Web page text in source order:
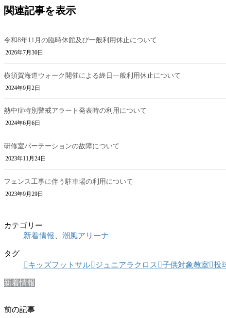
関連記事を表示
令和8年11月の臨時休館及び一般利用休止について
2026年7月30日
横須賀海道ウォーク開催による終日一般利用休止について
2024年9月2日
熱中症特別警戒アラート発表時の利用について
2024年6月6日
研修室パーテーションの故障について
2023年11月24日
フェンス工事に伴う駐車場の利用について
2023年9月29日
カテゴリー
新着情報
潮風アリーナ
タグ
キッズフットサル
ジュニアラクロス 子供対象教室 投
新着情報
前の記事